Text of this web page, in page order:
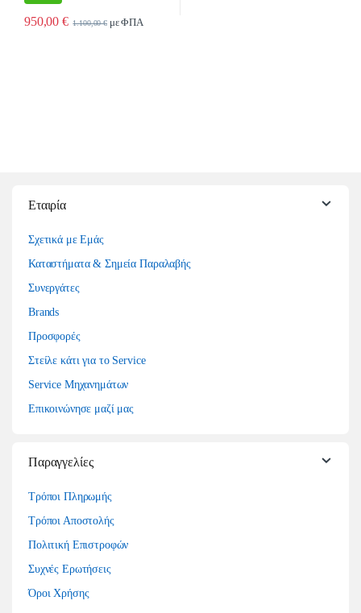
950,00€ 1.100,00€ με ΦΠΑ
Εταιρία
Σχετικά με Εμάς
Καταστήματα & Σημεία Παραλαβής
Συνεργάτες
Brands
Προσφορές
Στείλε κάτι για το Service
Service Μηχανημάτων
Επικοινώνησε μαζί μας
Παραγγελίες
Τρόποι Πληρωμής
Τρόποι Αποστολής
Πολιτική Επιστροφών
Συχνές Ερωτήσεις
Όροι Χρήσης